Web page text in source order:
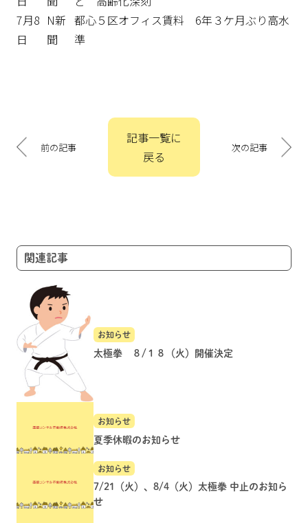
7月8
日
N新
聞
都心５区オフィス賃料 6年３ケ月ぶり高水
準
稿
ナ
ョ
ン
前の記事
記事一覧に
戻る
次の記事
関連記事
お知らせ
太極拳 ８/１８（火）開催決定
お知らせ
夏季休暇のお知らせ
お知らせ
7/21（火）、8/4（火）太極拳 中止のお知ら
せ